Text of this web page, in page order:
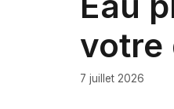
votre
7 juillet 2026